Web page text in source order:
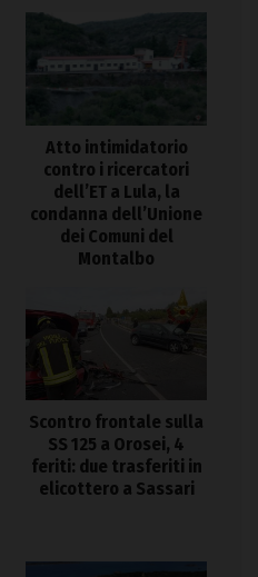
Atto intimidatorio
contro i ricercatori
dell’ET a Lula, la
condanna dell’Unione
dei Comuni del
Montalbo
Scontro frontale sulla
SS 125 a Orosei, 4
feriti: due trasferiti in
elicottero a Sassari